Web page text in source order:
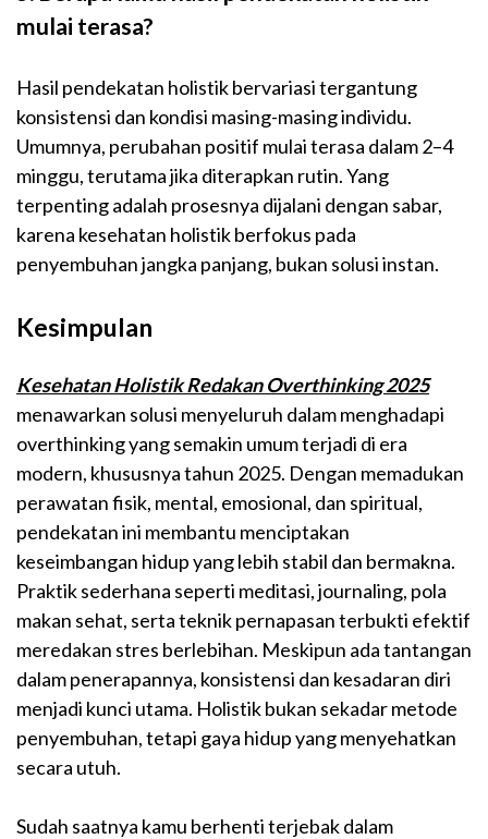
mulai terasa?
Hasil pendekatan holistik bervariasi tergantung
konsistensi dan kondisi masing-masing individu.
Umumnya, perubahan positif mulai terasa dalam 2–4
minggu, terutama jika diterapkan rutin. Yang
terpenting adalah prosesnya dijalani dengan sabar,
karena kesehatan holistik berfokus pada
penyembuhan jangka panjang, bukan solusi instan.
Kesimpulan
Kesehatan Holistik Redakan Overthinking 2025
menawarkan solusi menyeluruh dalam menghadapi
overthinking yang semakin umum terjadi di era
modern, khususnya tahun 2025. Dengan memadukan
perawatan fisik, mental, emosional, dan spiritual,
pendekatan ini membantu menciptakan
keseimbangan hidup yang lebih stabil dan bermakna.
Praktik sederhana seperti meditasi, journaling, pola
makan sehat, serta teknik pernapasan terbukti efektif
meredakan stres berlebihan. Meskipun ada tantangan
dalam penerapannya, konsistensi dan kesadaran diri
menjadi kunci utama. Holistik bukan sekadar metode
penyembuhan, tetapi gaya hidup yang menyehatkan
secara utuh.
Sudah saatnya kamu berhenti terjebak dalam